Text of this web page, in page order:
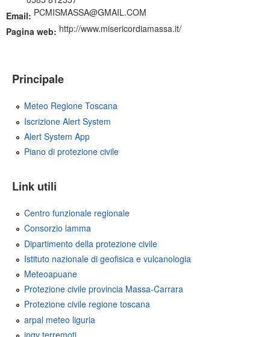
c
i
Email: PCMISMASSA@GMAIL.COM
Pagina web: http://www.misericordiamassa.it/
Principale
Meteo Regione Toscana
Iscrizione Alert System
Alert System App
Piano di protezione civile
Link utili
Centro funzionale regionale
Consorzio lamma
Dipartimento della protezione civile
Istituto nazionale di geofisica e vulcanologia
Meteoapuane
Protezione civile provincia Massa-Carrara
Protezione civile regione toscana
arpal meteo liguria
ingv terremoti